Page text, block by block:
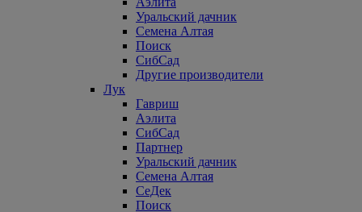
Уральский дачник
Семена Алтая
Поиск
СибСад
Другие производители
Лук
Гавриш
Аэлита
СибСад
Партнер
Уральский дачник
Семена Алтая
СеДек
Поиск